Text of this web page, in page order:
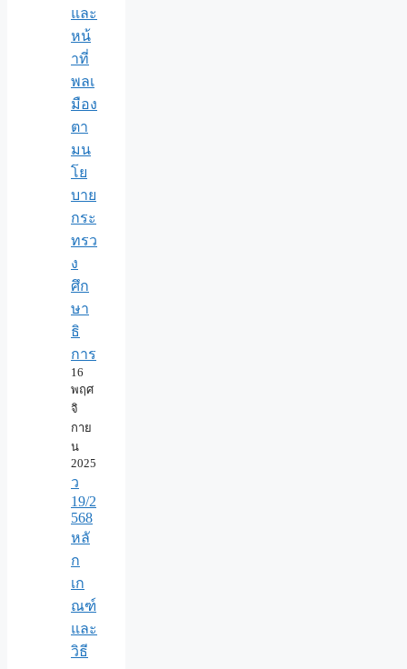
และ
หน้
าที่
พลเ
มือง
ตา
มน
โย
บาย
กระ
ทรว
ง
ศึก
ษา
ธิ
การ
16
พฤศ
จิ
กาย
น
2025
ว
19/2
568
หลั
ก
เก
ณฑ์
และ
วิธี